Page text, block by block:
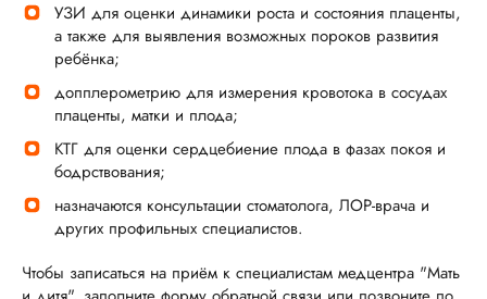
УЗИ для оценки динамики роста и состояния плаценты,
а также для выявления возможных пороков развития
ребёнка;
допплерометрию для измерения кровотока в сосудах
плаценты, матки и плода;
КТГ для оценки сердцебиение плода в фазах покоя и
бодрствования;
назначаются консультации стоматолога, ЛОР-врача и
других профильных специалистов.
Чтобы записаться на приём к специалистам медцентра "Мать